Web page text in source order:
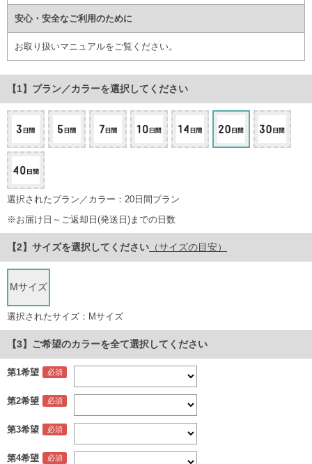
安心・安全なご利用のために
お取り扱いマニュアルをご覧ください。
プラン／カラーを選択してください
選択されたプラン／カラー：20日間プラン
※お届け日～ご返却日(発送日)までの日数
サイズを選択してください （サイズの目安）
Mサイズ
選択されたサイズ：Mサイズ
【3】ご希望のカラーを全て選択してください
第1希望
第2希望
第3希望
第4希望